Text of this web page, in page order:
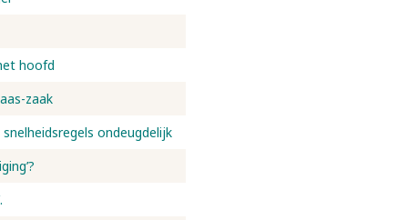
hoofd
zaak
ondeugdelijk